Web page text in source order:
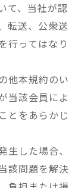
て、当社が認
転送、公衆送
行ってはなり
他本規約のい
当該会員によ
とをあらかじ
した場合、
該問題を解決